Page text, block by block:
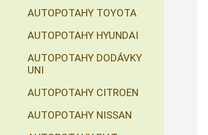
AUTOPOTAHY TOYOTA
AUTOPOTAHY HYUNDAI
AUTOPOTAHY DODÁVKY
UNI
AUTOPOTAHY CITROEN
AUTOPOTAHY NISSAN